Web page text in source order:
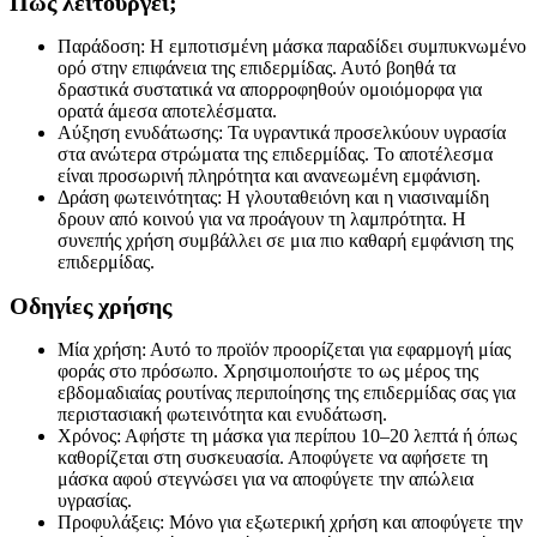
Παράδοση: Η εμποτισμένη μάσκα παραδίδει συμπυκνωμένο
ορό στην επιφάνεια της επιδερμίδας. Αυτό βοηθά τα
δραστικά συστατικά να απορροφηθούν ομοιόμορφα για
ορατά άμεσα αποτελέσματα.
Αύξηση ενυδάτωσης: Τα υγραντικά προσελκύουν υγρασία
στα ανώτερα στρώματα της επιδερμίδας. Το αποτέλεσμα
είναι προσωρινή πληρότητα και ανανεωμένη εμφάνιση.
Δράση φωτεινότητας: Η γλουταθειόνη και η νιασιναμίδη
δρουν από κοινού για να προάγουν τη λαμπρότητα. Η
συνεπής χρήση συμβάλλει σε μια πιο καθαρή εμφάνιση της
επιδερμίδας.
Οδηγίες χρήσης
Μία χρήση: Αυτό το προϊόν προορίζεται για εφαρμογή μίας
φοράς στο πρόσωπο. Χρησιμοποιήστε το ως μέρος της
εβδομαδιαίας ρουτίνας περιποίησης της επιδερμίδας σας για
περιστασιακή φωτεινότητα και ενυδάτωση.
Χρόνος: Αφήστε τη μάσκα για περίπου 10–20 λεπτά ή όπως
καθορίζεται στη συσκευασία. Αποφύγετε να αφήσετε τη
μάσκα αφού στεγνώσει για να αποφύγετε την απώλεια
υγρασίας.
Προφυλάξεις: Μόνο για εξωτερική χρήση και αποφύγετε την